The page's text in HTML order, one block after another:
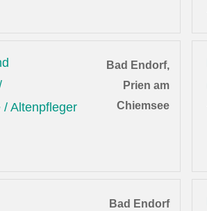
/ Altenpfleger
Bad Endorf,
Prien am
Chiemsee
Bad Endorf